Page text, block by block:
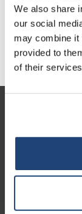
We also share
our social
may combine it
provided to
of their
Mein Konto